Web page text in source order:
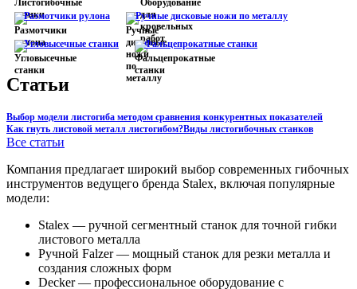
Размотчики рулона Ручные дисковые ножи по металлу
Угловысечные станки Фальцепрокатные станки
Статьи
Выбор модели листогиба методом сравнения конкурентных показателей
Как гнуть листовой металл листогибом?Виды листогибочных станков
Все статьи
Компания предлагает широкий выбор современных гибочных
инструментов ведущего бренда Stalex, включая популярные
модели:
Stalex — ручной сегментный станок для точной гибки
листового металла
Ручной Falzer — мощный станок для резки металла и
создания сложных форм
Decker — профессиональное оборудование с